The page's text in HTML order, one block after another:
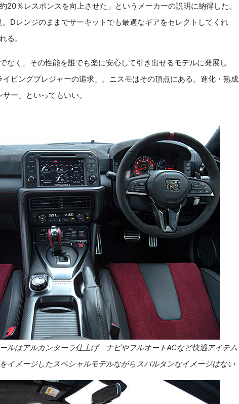
20％レスポンスを向上させた」というメーカーの説明に納得した。
Dレンジのままでサーキットでも最適なギアをセレクトしてくれ
る。
なく、その性能を誰でも楽に安心して引き出せるモデルに発展し
ビングプレジャーの追求」。ニスモはその頂点にある。進化・熟成
ー」といってもいい。
ルはアルカンターラ仕上げ ナビやフルオートACなど快適アイテム
メージしたスペシャルモデルながらスパルタンなイメージはない